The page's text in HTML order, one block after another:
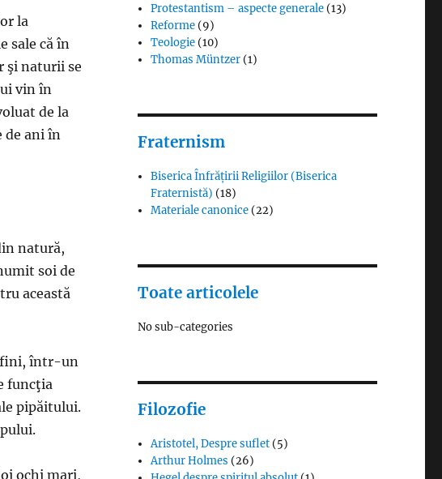
la
sale că în
şi naturii se
vin în
de la
de ani în
natură,
soi de
această
fini, într-un
funcţia
pipăitului.
ochi mari,
Protestantism – aspecte generale (13)
Reforme (9)
Teologie (10)
Thomas Müntzer (1)
Fraternism
Biserica Înfrățirii Religiilor (Biserica
Fraternistă) (18)
Materiale canonice (22)
Toate articolele
No sub-categories
Filozofie
Aristotel, Despre suflet (5)
Arthur Holmes (26)